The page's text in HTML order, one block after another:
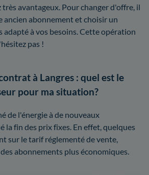
avantageux. Pour changer d'offre, il
ancien abonnement et choisir un
adapté à vos besoins. Cette opération
pas !
à Langres : quel est le
pour ma situation?
de l'énergie à de nouveaux
la fin des prix fixes. En effet, quelques
sur le tarif réglementé de vente,
abonnements plus économiques.